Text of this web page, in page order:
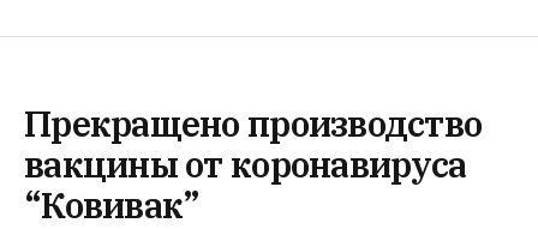
Прекращено производство
вакцины от коронавируса
“Ковивак”